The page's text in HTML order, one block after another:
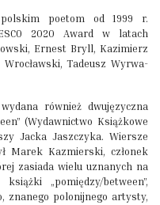
poetom od 1999 r.
2020 Award w latach
Ernest Bryll, Kazimierz
Tadeusz Wyrwa-
również dwujęzyczna
(Wydawnictwo Książkowe
Jacka Jaszczyka. Wiersze
Marek Kazmierski, członek
zasiada wielu uznanych na
„pomiędzy/between”,
znanego polonijnego artysty,